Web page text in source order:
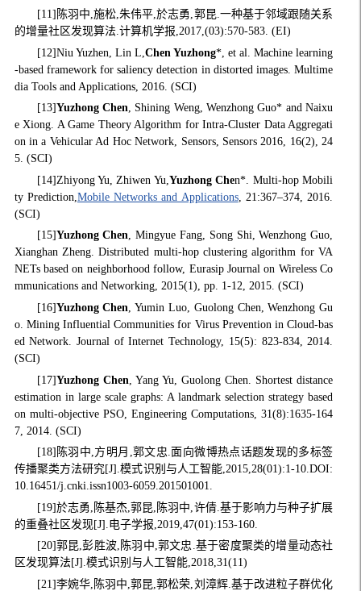
[11]陈羽中,施松,朱伟平,於志勇,郭昆.一种基于邻域跟随关系
的增量社区发现算法.计算机学报,2017,(03):570-583. (EI)
[12]Niu Yuzhen, Lin L, Chen Yuzhong*, et al. Machine learning
-based framework for saliency detection in distorted images. Multime
dia Tools and Applications, 2016. (SCI)
[13]Yuzhong Chen, Shining Weng, Wenzhong Guo* and Naixu
e Xiong. A Game Theory Algorithm for Intra-Cluster Data Aggregati
on in a Vehicular Ad Hoc Network, Sensors, Sensors 2016, 16(2), 24
5. (SCI)
[14]Zhiyong Yu, Zhiwen Yu, Yuzhong Chen*. Multi-hop Mobili
ty Prediction, Mobile Networks and Applications, 21:367–374, 2016.
(SCI)
[15]Yuzhong Chen, Mingyue Fang, Song Shi, Wenzhong Guo,
Xianghan Zheng. Distributed multi-hop clustering algorithm for VA
NETs based on neighborhood follow, Eurasip Journal on Wireless Co
mmunications and Networking, 2015(1), pp. 1-12, 2015. (SCI)
[16]Yuzhong Chen, Yumin Luo, Guolong Chen, Wenzhong Gu
o. Mining Influential Communities for Virus Prevention in Cloud-bas
ed Network. Journal of Internet Technology, 15(5): 823-834, 2014.
(SCI)
[17]Yuzhong Chen , Yang Yu, Guolong Chen. Shortest distance
estimation in large scale graphs: A landmark selection strategy based
on multi-objective PSO, Engineering Computations, 31(8):1635-164
7, 2014. (SCI)
[18]陈羽中,方明月,郭文忠.面向微博热点话题发现的多标签
传播聚类方法研究[J].模式识别与人工智能,2015,28(01):1-10.DOI:
10.16451/j.cnki.issn1003-6059.201501001.
[19]於志勇,陈基杰,郭昆,陈羽中,许倩.基于影响力与种子扩展
的重叠社区发现[J].电子学报,2019,47(01):153-160.
[20]郭昆,彭胜波,陈羽中,郭文忠.基于密度聚类的增量动态社
区发现算法[J].模式识别与人工智能,2018,31(11)
[21]李婉华,陈羽中,郭昆,郭松荣,刘漳辉.基于改进粒子群优化